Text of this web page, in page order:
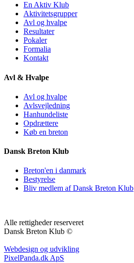
En Aktiv Klub
Aktivitetsgrupper
Avl og hvalpe
Resultater
Pokaler
Formalia
Kontakt
Avl & Hvalpe
Avl og hvalpe
Avlsvejledning
Hanhundeliste
Opdrættere
Køb en breton
Dansk Breton Klub
Breton'en i danmark
Bestyrelse
Bliv medlem af Dansk Breton Klub
Alle rettigheder reserveret
Dansk Breton Klub ©
Webdesign og udvikling
PixelPanda.dk ApS